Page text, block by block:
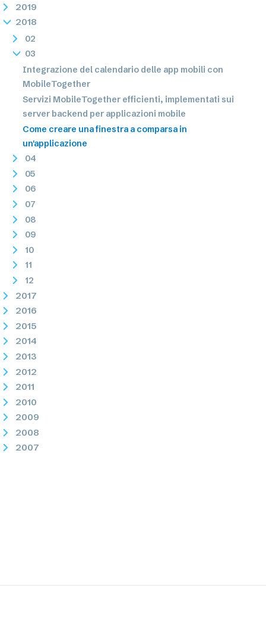
2019
2018
02
03
Integrazione del calendario delle app mobili con
MobileTogether
Servizi MobileTogether efficienti, implementati sui
server backend per applicazioni mobile
Come creare una finestra a comparsa in
un'applicazione
04
05
06
07
08
09
10
11
12
2017
2016
2015
2014
2013
2012
2011
2010
2009
2008
2007